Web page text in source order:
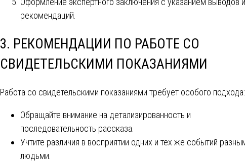
рекомендаций.
3. РЕКОМЕНДАЦИИ ПО РАБОТЕ СО
СВИДЕТЕЛЬСКИМИ ПОКАЗАНИЯМИ
Работа со свидетельскими показаниями требует особого подхода:
Обращайте внимание на детализированность и
последовательность рассказа.
Учтите различия в восприятии одних и тех же событий
людьми.